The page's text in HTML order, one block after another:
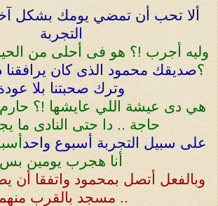
ألا تحب أن تمضي يومك بشكل
التجربة
وليه أجرب !؟ هو فى أحلى من
؟صديقك محمود الذى كان يرافقنا
وترك صحبتنا بلا
هي دى عيشة اللي عايشها !؟
حاجة .. دا حتى النادى ما
على سبيل التجربة أسبوع واحد
أنا هجرب يومين بس
وبالفعل أتصل بمحمود واتفقا أن
مسجد بالقرب منهما ..